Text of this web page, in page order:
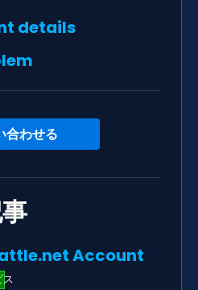
details
合わせる
Account
ス